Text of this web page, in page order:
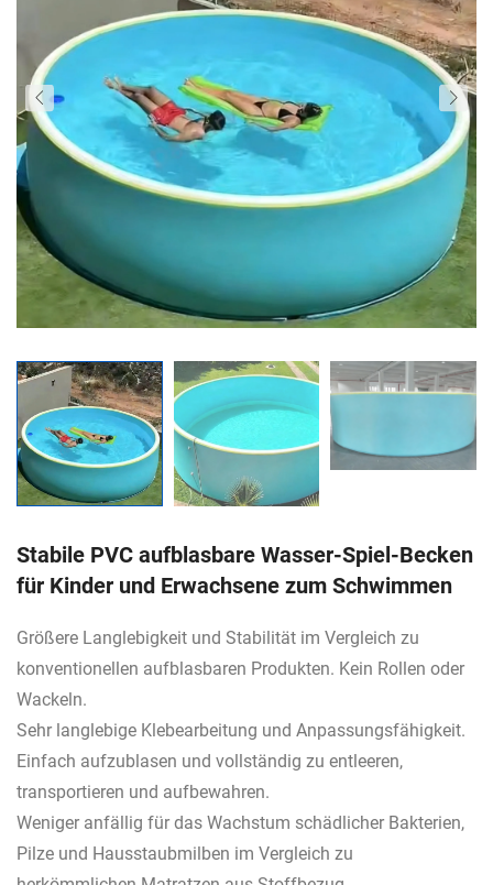
Stabile PVC aufblasbare Wasser-Spiel-Becken
für Kinder und Erwachsene zum Schwimmen
Größere Langlebigkeit und Stabilität im Vergleich zu
konventionellen aufblasbaren Produkten. Kein Rollen oder
Wackeln.
Sehr langlebige Klebearbeitung und Anpassungsfähigkeit.
Einfach aufzublasen und vollständig zu entleeren,
transportieren und aufbewahren.
Weniger anfällig für das Wachstum schädlicher Bakterien,
Pilze und Hausstaubmilben im Vergleich zu